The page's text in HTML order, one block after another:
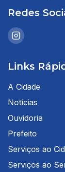
Redes
Links
A Cidade
Notícias
Ouvidoria
Prefeito
Serviços ao
Serviços ao